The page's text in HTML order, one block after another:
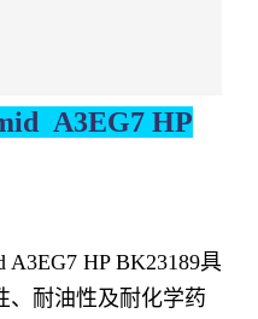
A3EG7 HP
A3EG7 HP BK23189具
、耐油性及耐化学药